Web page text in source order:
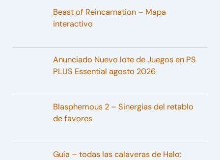
Beast of Reincarnation – Mapa
interactivo
Anunciado Nuevo lote de Juegos en PS
PLUS Essential agosto 2026
Blasphemous 2 – Sinergias del retablo
de favores
Guía – todas las calaveras de Halo: